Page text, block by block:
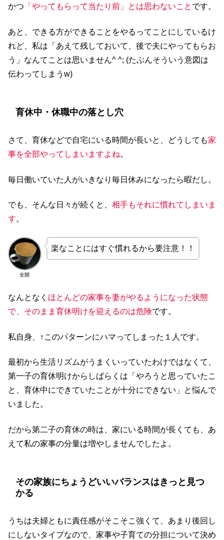
かつ 「やってもらって当たり前」とは思わないこと です。
あと、できる方ができることをやるってことにしているけ
れど、私は「あえて残しておいて、後で夫にやってもらお
う」なんてことは思いません^ ^; (たぶんそういう意図は
伝わってしまうw)
育休中・休職中の落とし穴
さて、育休などで自宅にいる時間が長いと、どうしても家
事を全部やってしまいますよね。
毎日働いていた人がいきなり毎日休みになったら暇だし。
でも、そんな日々が続くと、 相手もそれに慣れてしまいま
す。
全開
楽なことにはすぐ慣れるから要注意！！
なんとなく ほとんどの家事を妻がやるようになった状態
で、そのまま育休明けを迎えるのは危険です。
私自身、↑このパターンにハマってしまった１人です。
最初から生活リズムがうまくいっていたわけではなくて、
第一子の育休明けからしばらくは「やろうと思っていたこ
と、育休中にできていたことが十分にできない」と悩んで
いました。
だから第二子の育休の時は、家にいる時間が長くても、あ
えて私の家事の分量は増やしませんでしたよ。
その家族にちょうどいいバランスはきっと見つ
かる
うちは夫婦ともに責任感がそこそこ強くて、あまり後回し
にしないタイプなので、家事や子育ての分担について決め